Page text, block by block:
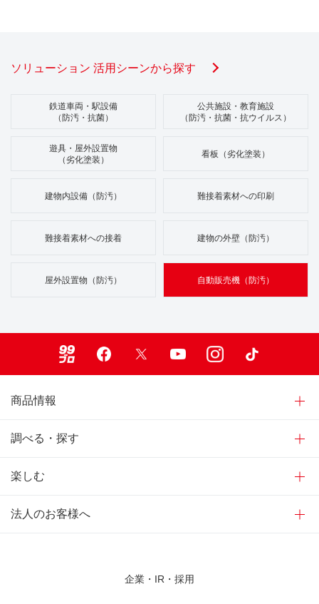
ソリューション 活用シーンから探す
鉄道車両・駅設備
（防汚・抗菌）
公共施設・教育施設
（防汚・抗菌・抗ウイルス）
遊具・屋外設置物
（劣化塗装）
看板（劣化塗装）
建物内設備（防汚） 難接着素材への印刷
難接着素材への接着 建物の外壁（防汚）
屋外設置物（防汚） 自動販売機（防汚）
商品情報
調べる・探す
楽しむ
法人のお客様へ
企業・IR・採用